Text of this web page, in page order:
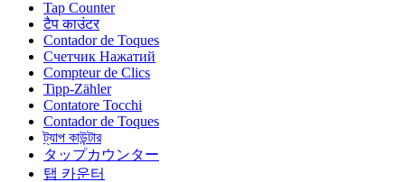
Tap Counter
टैप काउंटर
Contador de Toques
Счетчик Нажатий
Compteur de Clics
Tipp-Zähler
Contatore Tocchi
Contador de Toques
ট্যাপ কাউন্টার
タップカウンター
탭 카운터